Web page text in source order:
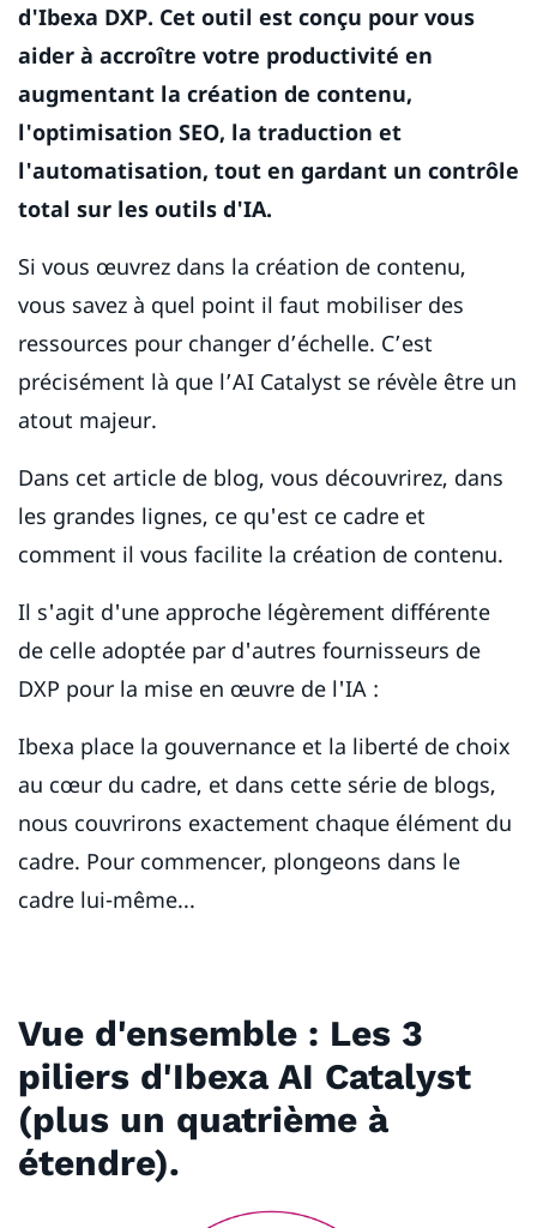
d'Ibexa DXP. Cet outil est conçu pour vous
aider à accroître votre productivité en
augmentant la création de contenu,
l'optimisation SEO, la traduction et
l'automatisation, tout en gardant un contrôle
total sur les outils d'IA.
Si vous œuvrez dans la création de contenu,
vous savez à quel point il faut mobiliser des
ressources pour changer d’échelle. C’est
précisément là que l’AI Catalyst se révèle être un
atout majeur.
Dans cet article de blog, vous découvrirez, dans
les grandes lignes, ce qu'est ce cadre et
comment il vous facilite la création de contenu.
Il s'agit d'une approche légèrement différente
de celle adoptée par d'autres fournisseurs de
DXP pour la mise en œuvre de l'IA :
Ibexa place la gouvernance et la liberté de choix
au cœur du cadre, et dans cette série de blogs,
nous couvrirons exactement chaque élément du
cadre. Pour commencer, plongeons dans le
cadre lui-même...
Vue d'ensemble : Les 3
piliers d'Ibexa AI Catalyst
(plus un quatrième à
étendre).